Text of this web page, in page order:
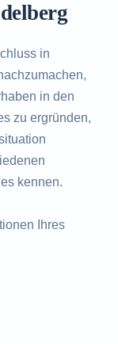
in
in den
zu ergründen,
kennen.
Ihres